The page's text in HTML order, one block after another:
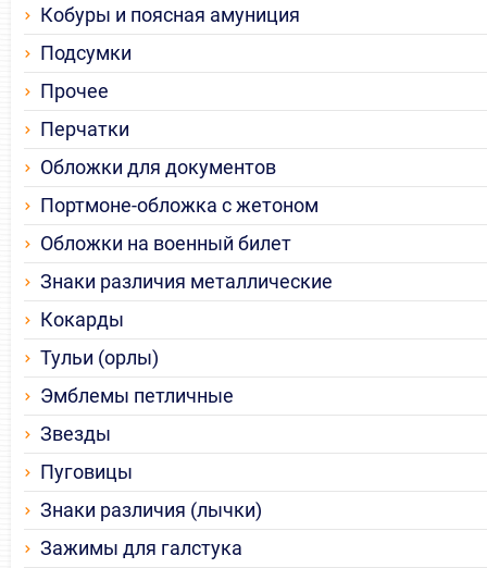
Кобуры и поясная амуниция
Подсумки
Прочее
Перчатки
Обложки для документов
Портмоне-обложка с жетоном
Обложки на военный билет
Знаки различия металлические
Кокарды
Тульи (орлы)
Эмблемы петличные
Звезды
Пуговицы
Знаки различия (лычки)
Зажимы для галстука